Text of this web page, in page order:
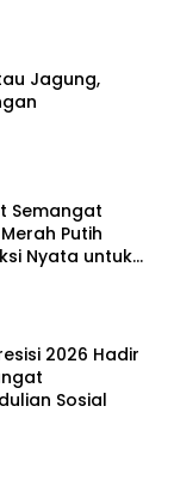
Jagung,
Semangat
Putih
Nyata untuk
2026 Hadir
Sosial